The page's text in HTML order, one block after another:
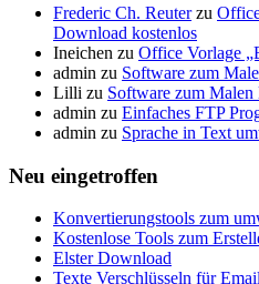
Frederic Ch. Reuterzu
Download kostenlos
Ineichen zu Office Vorlage
admin zu Software zum
Lilli zu Software zum Malen
admin zu Einfaches FTP
admin zu Sprache in Text
Neu eingetroffen
Konvertierungstools zum
Kostenlose Tools zum
Elster Download
Texte Verschlüsseln für